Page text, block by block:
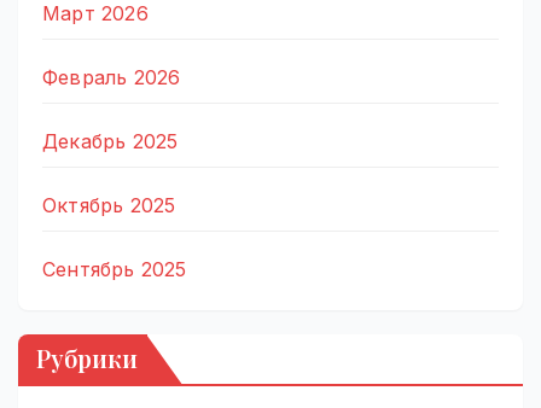
Март 2026
Февраль 2026
Декабрь 2025
Октябрь 2025
Сентябрь 2025
Рубрики